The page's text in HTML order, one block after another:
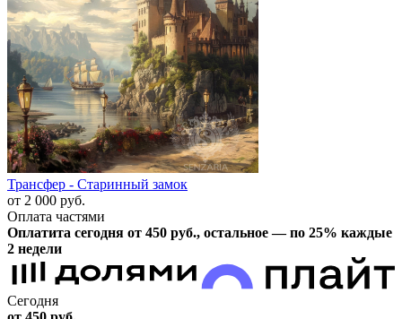
Трансфер - Старинный замок
от 2 000 руб.
Оплата частями
Оплатита сегодня от 450 руб., остальное — по 25% каждые
2 недели
Сегодня